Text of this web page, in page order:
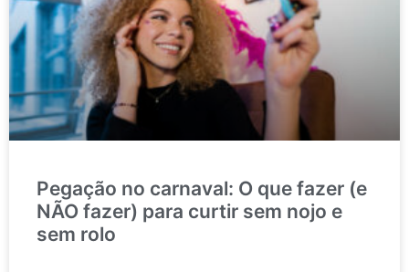
Pegação no carnaval: O que fazer (e
NÃO fazer) para curtir sem nojo e
sem rolo